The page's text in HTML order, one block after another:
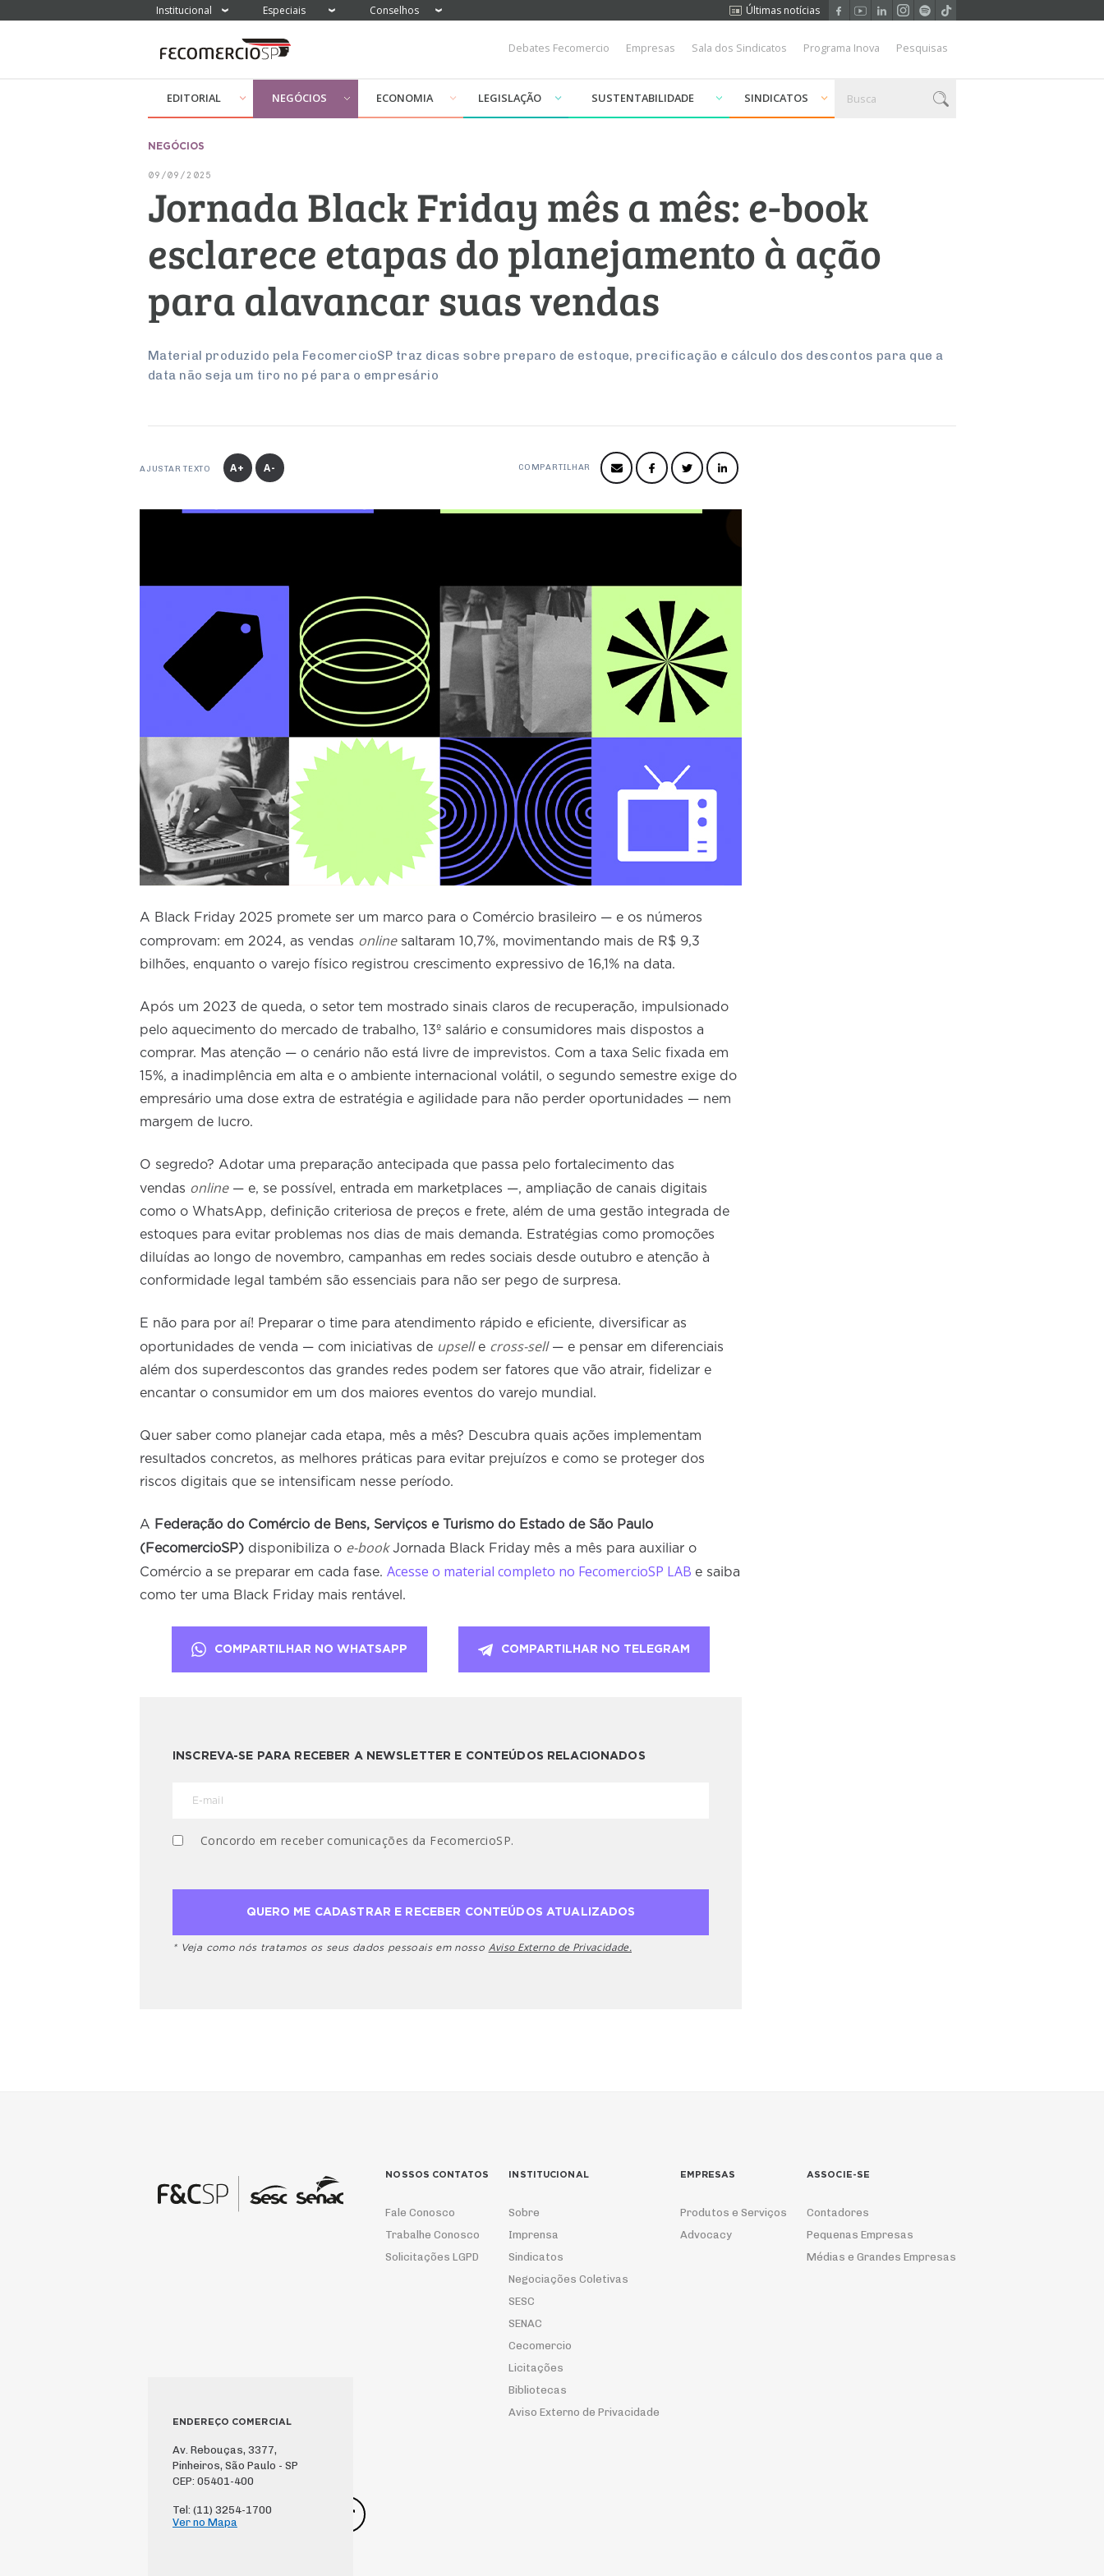
Institucional Especiais Conselhos Últimas notícias
Debates Fecomercio Empresas Sala dos Sindicatos Programa Inova Pesquisas
EDITORIAL NEGÓCIOS ECONOMIA LEGISLAÇÃO SUSTENTABILIDADE SINDICATOS
NEGÓCIOS
09/09/2025
Jornada Black Friday mês a mês: e-book
esclarece etapas do planejamento à ação
para alavancar suas vendas
Material produzido pela FecomercioSP traz dicas sobre preparo de estoque, precificação e cálculo dos descontos para que a
data não seja um tiro no pé para o empresário
AJUSTAR TEXTO A+ A- COMPARTILHAR
A Black Friday 2025 promete ser um marco para o Comércio brasileiro — e os números
comprovam: em 2024, as vendas onlinesaltaram 10,7%, movimentando mais de R$ 9,3
bilhões, enquanto o varejo físico registrou crescimento expressivo de 16,1% na data.
Após um 2023 de queda, o setor tem mostrado sinais claros de recuperação, impulsionado
pelo aquecimento do mercado de trabalho, 13º salário e consumidores mais dispostos a
comprar. Mas atenção — o cenário não está livre de imprevistos. Com a taxa Selic fixada em
15%, a inadimplência em alta e o ambiente internacional volátil, o segundo semestre exige do
empresário uma dose extra de estratégia e agilidade para não perder oportunidades — nem
margem de lucro.
O segredo? Adotar uma preparação antecipada que passa pelo fortalecimento das
vendas online— e, se possível, entrada em marketplaces —, ampliação de canais digitais
como o WhatsApp, definição criteriosa de preços e frete, além de uma gestão integrada de
estoques para evitar problemas nos dias de mais demanda. Estratégias como promoções
diluídas ao longo de novembro, campanhas em redes sociais desde outubro e atenção à
conformidade legal também são essenciais para não ser pego de surpresa.
E não para por aí! Preparar o time para atendimento rápido e eficiente, diversificar as
oportunidades de venda — com iniciativas de upselle cross-sell— e pensar em diferenciais
além dos superdescontos das grandes redes podem ser fatores que vão atrair, fidelizar e
encantar o consumidor em um dos maiores eventos do varejo mundial.
Quer saber como planejar cada etapa, mês a mês? Descubra quais ações implementam
resultados concretos, as melhores práticas para evitar prejuízos e como se proteger dos
riscos digitais que se intensificam nesse período.
A Federação do Comércio de Bens, Serviços e Turismo do Estado de São Paulo
(FecomercioSP) disponibiliza o e-bookJornada Black Friday mês a mês para auxiliar o
Comércio a se preparar em cada fase. Acesse o material completo no FecomercioSP LAB e saiba
como ter uma Black Friday mais rentável.
COMPARTILHAR NO WHATSAPP COMPARTILHAR NO TELEGRAM
INSCREVA-SE PARA RECEBER A NEWSLETTER E CONTEÚDOS RELACIONADOS
Concordo em receber comunicações da FecomercioSP.
* Veja como nós tratamos os seus dados pessoais em nosso Aviso Externo de Privacidade.
NOSSOS CONTATOS
Fale Conosco
Trabalhe Conosco
Solicitações LGPD
INSTITUCIONAL
Sobre
Imprensa
Sindicatos
Negociações Coletivas
SESC
SENAC
Cecomercio
Licitações
Bibliotecas
Aviso Externo de Privacidade
EMPRESAS
Produtos e Serviços
Advocacy
ASSOCIE-SE
Contadores
Pequenas Empresas
Médias e Grandes Empresas
ENDEREÇO COMERCIAL
Av. Rebouças, 3377,
Pinheiros, São Paulo - SP
CEP: 05401-400
Tel: (11) 3254-1700
Ver no Mapa